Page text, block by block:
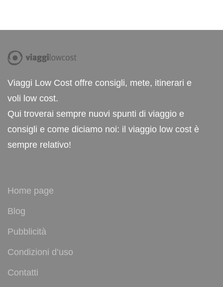
Viaggi Low Cost offre consigli, mete, itinerari e
voli low cost.
Qui troverai sempre nuovi spunti di viaggio e
consigli e come diciamo noi: il viaggio low cost è
sempre relativo!
Home page
Blog
Pubblicità
Condizioni d’uso
Contatti